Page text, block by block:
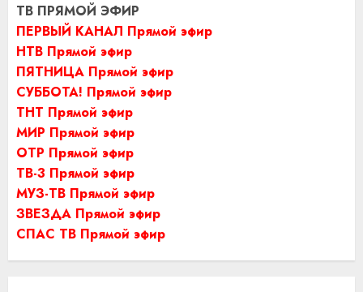
ТВ ПРЯМОЙ ЭФИР
ПЕРВЫЙ КАНАЛ Прямой эфир
НТВ Прямой эфир
ПЯТНИЦА Прямой эфир
СУББОТА! Прямой эфир
ТНТ Прямой эфир
МИР Прямой эфир
ОТР Прямой эфир
ТВ-3 Прямой эфир
МУЗ-ТВ Прямой эфир
ЗВЕЗДА Прямой эфир
СПАС ТВ Прямой эфир